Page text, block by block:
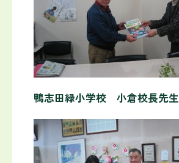
鴨志田緑小学校 小倉校長先生